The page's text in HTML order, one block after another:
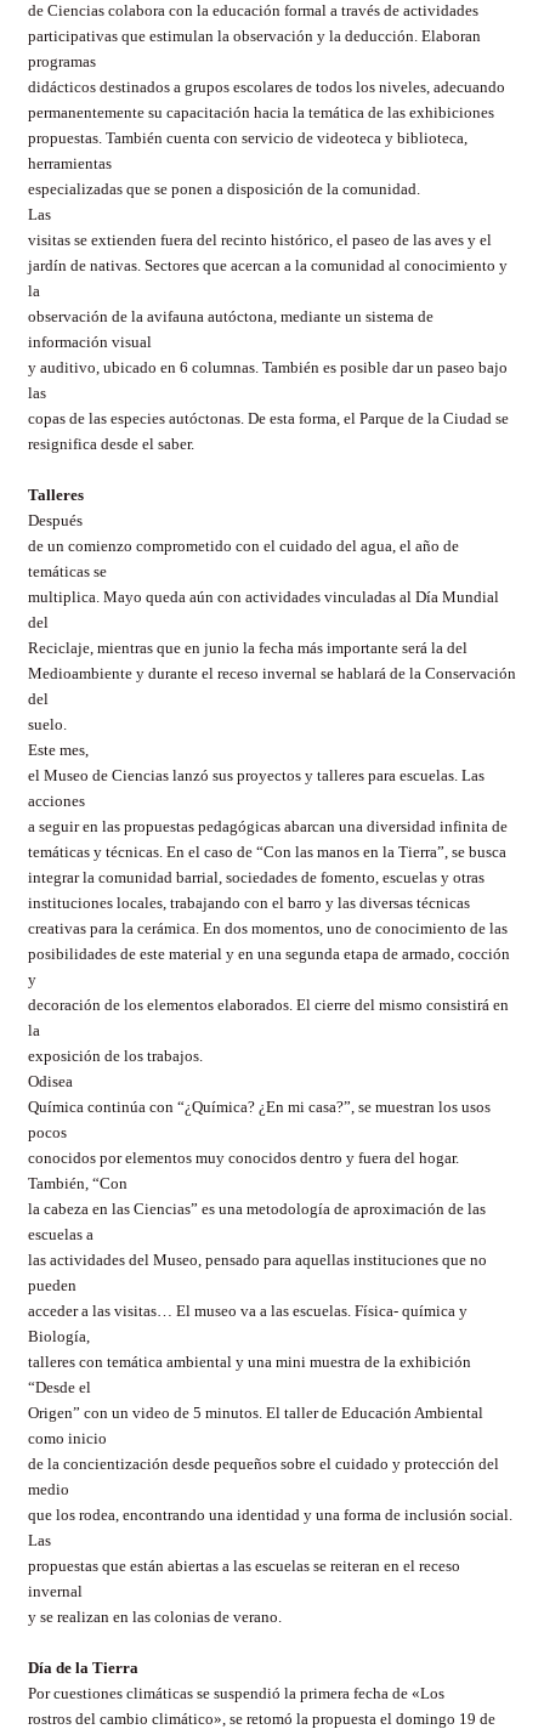
de Ciencias colabora con la educación formal a través de actividades
participativas que estimulan la observación y la deducción. Elaboran
programas
didácticos destinados a grupos escolares de todos los niveles, adecuando
permanentemente su capacitación hacia la temática de las exhibiciones
propuestas. También cuenta con servicio de videoteca y biblioteca,
herramientas
especializadas que se ponen a disposición de la comunidad.
Las
visitas se extienden fuera del recinto histórico, el paseo de las aves y el
jardín de nativas. Sectores que acercan a la comunidad al conocimiento y
la
observación de la avifauna autóctona, mediante un sistema de
información visual
y auditivo, ubicado en 6 columnas. También es posible dar un paseo bajo
las
copas de las especies autóctonas. De esta forma, el Parque de la Ciudad se
resignifica desde el saber.
Talleres
Después
de un comienzo comprometido con el cuidado del agua, el año de
temáticas se
multiplica. Mayo queda aún con actividades vinculadas al Día Mundial
del
Reciclaje, mientras que en junio la fecha más importante será la del
Medioambiente y durante el receso invernal se hablará de la Conservación
del
suelo.
Este mes,
el Museo de Ciencias lanzó sus proyectos y talleres para escuelas. Las
acciones
a seguir en las propuestas pedagógicas abarcan una diversidad infinita de
temáticas y técnicas. En el caso de “Con las manos en la Tierra”, se busca
integrar la comunidad barrial, sociedades de fomento, escuelas y otras
instituciones locales, trabajando con el barro y las diversas técnicas
creativas para la cerámica. En dos momentos, uno de conocimiento de las
posibilidades de este material y en una segunda etapa de armado, cocción
y
decoración de los elementos elaborados. El cierre del mismo consistirá en
la
exposición de los trabajos.
Odisea
Química continúa con “¿Química? ¿En mi casa?”, se muestran los usos
pocos
conocidos por elementos muy conocidos dentro y fuera del hogar.
También, “Con
la cabeza en las Ciencias” es una metodología de aproximación de las
escuelas a
las actividades del Museo, pensado para aquellas instituciones que no
pueden
acceder a las visitas… El museo va a las escuelas. Física- química y
Biología,
talleres con temática ambiental y una mini muestra de la exhibición
“Desde el
Origen” con un video de 5 minutos. El taller de Educación Ambiental
como inicio
de la concientización desde pequeños sobre el cuidado y protección del
medio
que los rodea, encontrando una identidad y una forma de inclusión social.
Las
propuestas que están abiertas a las escuelas se reiteran en el receso
invernal
y se realizan en las colonias de verano.
Día de la Tierra
Por cuestiones climáticas se suspendió la primera fecha de «Los
rostros del cambio climático», se retomó la propuesta el domingo 19 de